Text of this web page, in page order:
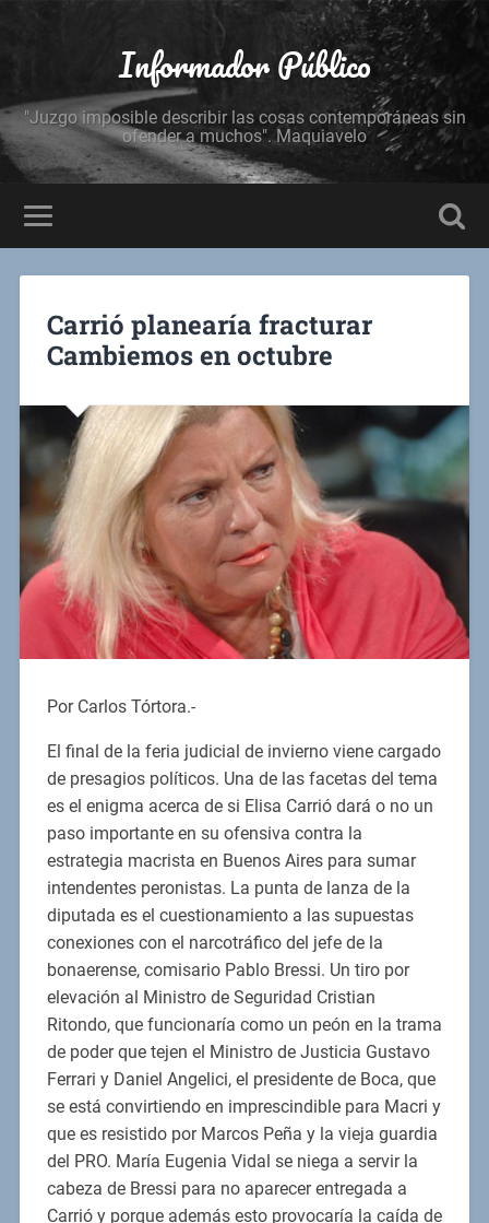
Informador Público
"Juzgo imposible describir las cosas contemporáneas sin
ofender a muchos". Maquiavelo
Carrió planearía fracturar
Cambiemos en octubre
Por Carlos Tórtora.-
El final de la feria judicial de invierno viene cargado
de presagios políticos. Una de las facetas del tema
es el enigma acerca de si Elisa Carrió dará o no un
paso importante en su ofensiva contra la
estrategia macrista en Buenos Aires para sumar
intendentes peronistas. La punta de lanza de la
diputada es el cuestionamiento a las supuestas
conexiones con el narcotráfico del jefe de la
bonaerense, comisario Pablo Bressi. Un tiro por
elevación al Ministro de Seguridad Cristian
Ritondo, que funcionaría como un peón en la trama
de poder que tejen el Ministro de Justicia Gustavo
Ferrari y Daniel Angelici, el presidente de Boca, que
se está convirtiendo en imprescindible para Macri y
que es resistido por Marcos Peña y la vieja guardia
del PRO. María Eugenia Vidal se niega a servir la
cabeza de Bressi para no aparecer entregada a
Carrió y porque además esto provocaría la caída de